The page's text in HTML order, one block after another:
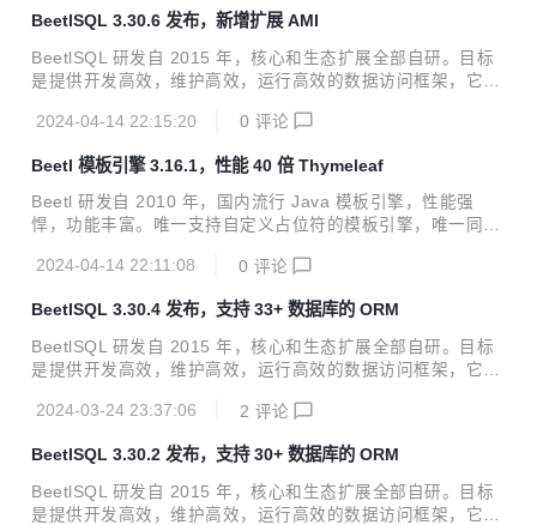
· Pull Request !164 sql-accelerator 性能优化，selectById
和selectAll内置方法优化，性能提升30% sql-jmh 新增ORM
工具DBVisitor 的性能测试数据 最新测试结果，Score越大越
BeetlSQL 3.30.6 发布，新增扩展 AMI
BeetlSQL 研发自 2015 年，核心和生态扩展全部自研。目标
是提供开发高效，维护高效，运行高效的数据访问框架，它适
验 多库使用 性能测试 插件支持 本次调整： BaseMapper新
eptId = (Integer)dao.getProperty(1,User::getDepartmentI
d); BaseMapper @AutoMapper(GetFieldsByIdAMI.class)
@SuppressWarnings("unchecked") ...
2024-04-14 22:15:20 0 评论
Beetl 模板引擎 3.16.1，性能 40 倍 Thymeleaf
Beetl 研发自 2010 年，国内流行 Java 模板引擎，性能强
悍，功能丰富。唯一支持自定义占位符的模板引擎，唯一同时
使用。 文档 源码 在线体验 模板性能测试 表达式引擎性能测
调整模板引擎性能测试，增加字节流测试以接近实际场景，Be
etl性能大幅度领先。5-6倍与Freemarker，40倍Thymleaf M
aven <dependency> <groupId>com.ibeetl</groupId> <artif
2024-04-14 22:11:08 0 评论
BeetlSQL 3.30.4 发布，支持 33+ 数据库的 ORM
BeetlSQL 研发自 2015 年，核心和生态扩展全部自研。目标
是提供开发高效，维护高效，运行高效的数据访问框架，它适
验 多库使用 性能测试 插件支持 本次调整： 验证支持阿里大
支持国产分析数据库ymatrix BeetlSQL 核心功能 BeetlSQL
核心 功能 sql-core 核心包，封装了 JDBC 操作，SQL 文件管
理，注解的注解管理 sql-fetch 类似 Hibernate 那样提供 @F
2024-03-24 23:37:06 2 评论
BeetlSQL 3.30.2 发布，支持 30+ 数据库的 ORM
BeetlSQL 研发自 2015 年，核心和生态扩展全部自研。目标
是提供开发高效，维护高效，运行高效的数据访问框架，它适